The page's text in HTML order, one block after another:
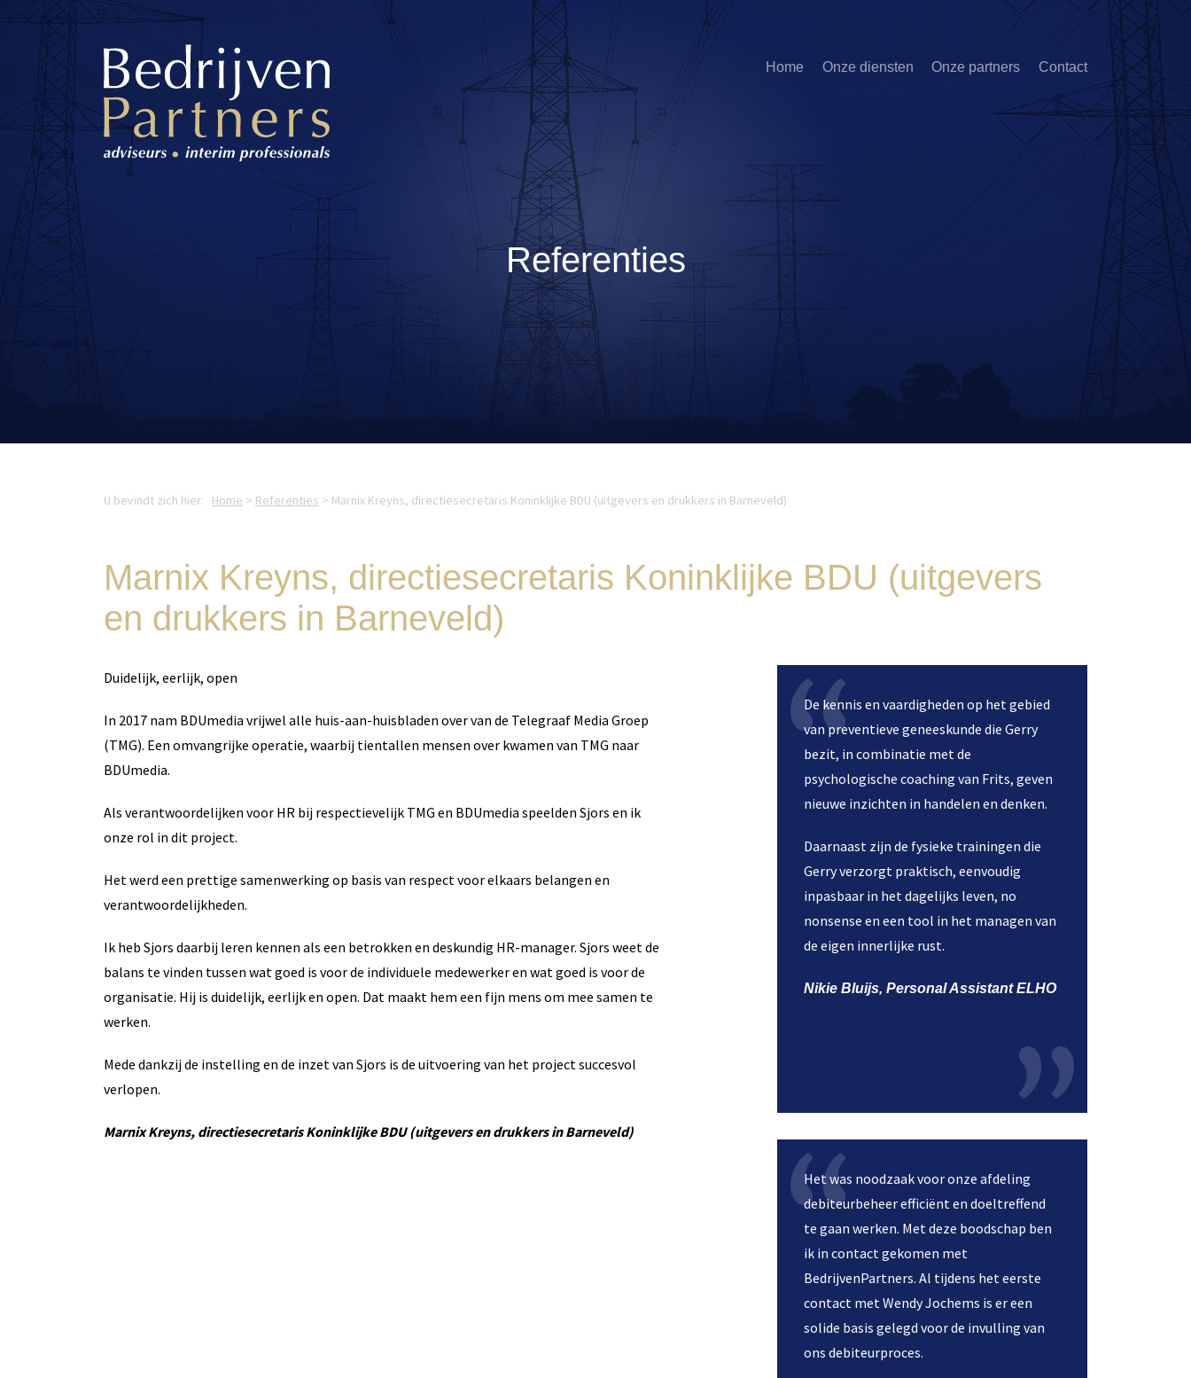
Home Onze diensten Onze partners Contact
Referenties
U bevindt zich hier: Home > Referenties > Marnix Kreyns, directiesecretaris Koninklijke BDU (uitgevers en drukkers in Barneveld)
Marnix Kreyns, directiesecretaris Koninklijke BDU (uitgevers
en drukkers in Barneveld)
Duidelijk, eerlijk, open
In 2017 nam BDUmedia vrijwel alle huis-aan-huisbladen over van de Telegraaf Media Groep
(TMG). Een omvangrijke operatie, waarbij tientallen mensen over kwamen van TMG naar
BDUmedia.
Als verantwoordelijken voor HR bij respectievelijk TMG en BDUmedia speelden Sjors en ik
onze rol in dit project.
Het werd een prettige samenwerking op basis van respect voor elkaars belangen en
verantwoordelijkheden.
Ik heb Sjors daarbij leren kennen als een betrokken en deskundig HR-manager. Sjors weet de
balans te vinden tussen wat goed is voor de individuele medewerker en wat goed is voor de
organisatie. Hij is duidelijk, eerlijk en open. Dat maakt hem een fijn mens om mee samen te
werken.
Mede dankzij de instelling en de inzet van Sjors is de uitvoering van het project succesvol
verlopen.
Marnix Kreyns, directiesecretaris Koninklijke BDU (uitgevers en drukkers in Barneveld)
De kennis en vaardigheden op het gebied
van preventieve geneeskunde die Gerry
bezit, in combinatie met de
psychologische coaching van Frits, geven
nieuwe inzichten in handelen en denken.
Daarnaast zijn de fysieke trainingen die
Gerry verzorgt praktisch, eenvoudig
inpasbaar in het dagelijks leven, no
nonsense en een tool in het managen van
de eigen innerlijke rust.
Nikie Bluijs, Personal Assistant ELHO
Het was noodzaak voor onze afdeling
debiteurbeheer efficiënt en doeltreffend
te gaan werken. Met deze boodschap ben
ik in contact gekomen met
BedrijvenPartners. Al tijdens het eerste
contact met Wendy Jochems is er een
solide basis gelegd voor de invulling van
ons debiteurproces.